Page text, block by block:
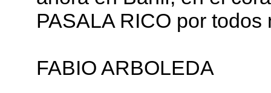
PASALA RICO por todos
FABIO ARBOLEDA